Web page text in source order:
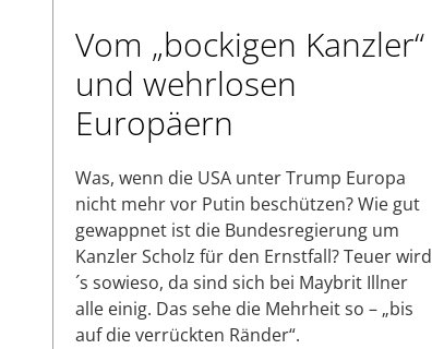
Vom „bockigen Kanzler“
und wehrlosen
Europäern
Was, wenn die USA unter Trump Europa
nicht mehr vor Putin beschützen? Wie gut
gewappnet ist die Bundesregierung um
Kanzler Scholz für den Ernstfall? Teuer wird
´s sowieso, da sind sich bei Maybrit Illner
alle einig. Das sehe die Mehrheit so – „bis
auf die verrückten Ränder“.